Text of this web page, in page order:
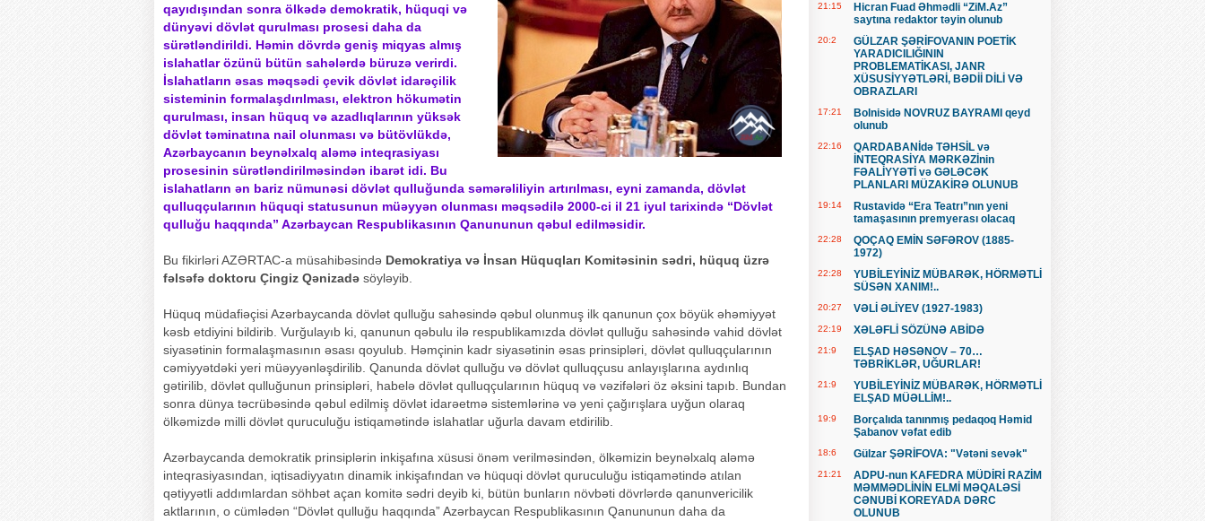
qayıdışından sonra ölkədə demokratik, hüquqi və
dünyəvi dövlət qurulması prosesi daha da
sürətləndirildi. Həmin dövrdə geniş miqyas almış
islahatlar özünü bütün sahələrdə büruzə verirdi.
İslahatların əsas məqsədi çevik dövlət idarəçilik
sisteminin formalaşdırılması, elektron hökumətin
qurulması, insan hüquq və azadlıqlarının yüksək
dövlət təminatına nail olunması və bütövlükdə,
Azərbaycanın beynəlxalq aləmə inteqrasiyası
prosesinin sürətləndirilməsindən ibarət idi. Bu
islahatların ən bariz nümunəsi dövlət qulluğunda səmərəliliyin artırılması, eyni zamanda, dövlət
qulluqçularının hüquqi statusunun müəyyən olunması məqsədilə 2000-ci il 21 iyul tarixində “Dövlət
qulluğu haqqında” Azərbaycan Respublikasının Qanununun qəbul edilməsidir.
Bu fikirləri AZƏRTAC-a müsahibəsində Demokratiya və İnsan Hüquqları Komitəsinin sədri, hüquq üzrə
fəlsəfə doktoru Çingiz Qənizadə söyləyib.
Hüquq müdafiəçisi Azərbaycanda dövlət qulluğu sahəsində qəbul olunmuş ilk qanunun çox böyük əhəmiyyət
kəsb etdiyini bildirib. Vurğulayıb ki, qanunun qəbulu ilə respublikamızda dövlət qulluğu sahəsində vahid dövlət
siyasətinin formalaşmasının əsası qoyulub. Həmçinin kadr siyasətinin əsas prinsipləri, dövlət qulluqçularının
cəmiyyətdəki yeri müəyyənləşdirilib. Qanunda dövlət qulluğu və dövlət qulluqçusu anlayışlarına aydınlıq
gətirilib, dövlət qulluğunun prinsipləri, habelə dövlət qulluqçularının hüquq və vəzifələri öz əksini tapıb. Bundan
sonra dünya təcrübəsində qəbul edilmiş dövlət idarəetmə sistemlərinə və yeni çağırışlara uyğun olaraq
ölkəmizdə milli dövlət quruculuğu istiqamətində islahatlar uğurla davam etdirilib.
Azərbaycanda demokratik prinsiplərin inkişafına xüsusi önəm verilməsindən, ölkəmizin beynəlxalq aləmə
inteqrasiyasından, iqtisadiyyatın dinamik inkişafından və hüquqi dövlət quruculuğu istiqamətində atılan
qətiyyətli addımlardan söhbət açan komitə sədri deyib ki, bütün bunların növbəti dövrlərdə qanunvericilik
aktlarının, o cümlədən “Dövlət qulluğu haqqında” Azərbaycan Respublikasının Qanununun daha da
21:15
Hicran Fuad Əhmədli “ZiM.Az”
saytına redaktor təyin olunub
20:2
GÜLZAR ŞƏRİFOVANIN POETİK
YARADICILIĞININ
PROBLEMATİKASI, JANR
XÜSUSİYYƏTLƏRİ, BƏDİİ DİLİ VƏ
OBRAZLARI
17:21
Bolnisidə NOVRUZ BAYRAMI qeyd
olunub
22:16
QARDABANİdə TƏHSİL və
İNTEQRASİYA MƏRKƏZİnin
FƏALİYYƏTİ və GƏLƏCƏK
PLANLARI MÜZAKİRƏ OLUNUB
19:14
Rustavidə “Era Teatrı”nın yeni
tamaşasının premyerası olacaq
22:28
QOÇAQ EMİN SƏFƏROV (1885-
1972)
22:28
YUBİLEYİNİZ MÜBARƏK, HÖRMƏTLİ
SÜSƏN XANIM!..
20:27 VƏLİ ƏLİYEV (1927-1983)
22:19 XƏLƏFLİ SÖZÜNƏ ABİDƏ
21:9
ELŞAD HƏSƏNOV – 70…
TƏBRİKLƏR, UĞURLAR!
21:9
YUBİLEYİNİZ MÜBARƏK, HÖRMƏTLİ
ELŞAD MÜƏLLİM!..
19:9
Borçalıda tanınmış pedaqoq Həmid
Şabanov vəfat edib
18:6 Gülzar ŞƏRİFOVA: "Vətəni sevək"
21:21
ADPU-nun KAFEDRA MÜDİRİ RAZİM
MƏMMƏDLİNİN ELMİ MƏQALƏSİ
CƏNUBİ KOREYADA DƏRC
OLUNUB